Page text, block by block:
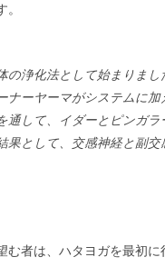
の浄化法として始まりまし
ナーヤーマがシステムに加
通して、イダーとピンガラ
果として、交感神経と副交
む者は、ハタヨガを最初に